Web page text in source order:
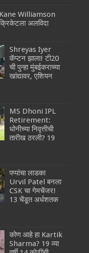
Williamson
अलविदा
Shreyas Iyer
कॅप्टन झाला! टी20
ची पुन्हा मुंबईकराच्या
खांद्यावर, एशियन
MS Dhoni IPL
Retirement:
धोनीच्या निवृत्तीची
तारीख ठरली? 19
पप्पांचा लाडका
Urvil Patel बनला
CSK चा गेमचेंजर!
13 चेंडूत अर्धशतक
कोण आहे हा Kartik
Sharma? 19 व्या